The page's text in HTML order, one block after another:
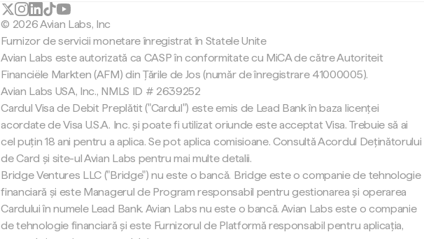
© 2026 Avian Labs, Inc
Furnizor de servicii monetare înregistrat în Statele Unite
Avian Labs este autorizată ca CASP în conformitate cu MiCA de către Autoriteit
Financiële Markten (AFM) din Țările de Jos (număr de înregistrare 41000005).
Avian Labs USA, Inc., NMLS ID # 2639252
Cardul Visa de Debit Preplătit ("Cardul") este emis de Lead Bank în baza licenței
acordate de Visa U.S.A. Inc. și poate fi utilizat oriunde este acceptat Visa. Trebuie să ai
cel puțin 18 ani pentru a aplica. Se pot aplica comisioane. Consultă Acordul Deținătorului
de Card și site-ul Avian Labs pentru mai multe detalii.
Bridge Ventures LLC ("Bridge") nu este o bancă. Bridge este o companie de tehnologie
financiară și este Managerul de Program responsabil pentru gestionarea și operarea
Cardului în numele Lead Bank. Avian Labs nu este o bancă. Avian Labs este o companie
de tehnologie financiară și este Furnizorul de Platformă responsabil pentru aplicația,